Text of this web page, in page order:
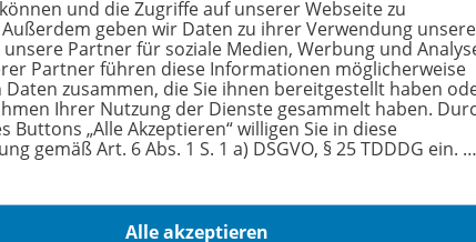
Zusatzmaterialien Ausgabe 2015
Kopiervorlagen 1
Lieferbar
bestellbar
978-3-
und die Zugriffe auf unserer Webseite zu
geben wir Daten zu ihrer Verwendung
Partner für soziale Medien, Werbung und
Partner führen diese Informationen möglicherweise
zusammen, die Sie ihnen bereitgestellt haben
Ihrer Nutzung der Dienste gesammelt haben.
Buttons „Alle Akzeptieren“ willigen Sie in diese
gemäß Art. 6 Abs. 1 S. 1 a) DSGVO, § 25 TDDDG ein. …
Alle akzeptieren